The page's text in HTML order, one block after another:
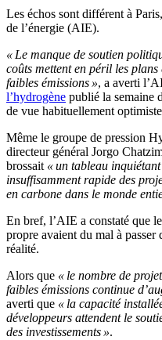
Les échos sont différent à
de l’énergie (AIE).
« Le manque de soutien
coûts mettent en péril les plans
faibles émissions », a averti
l’hydrogène publié la semaine
de vue habituellement
Même le groupe de pression
directeur général Jorgo
brossait « un tableau
insuffisamment rapide des
en carbone dans le monde
En bref, l’AIE a constaté que
propre avaient du mal à passer
réalité.
Alors que « le nombre de
faibles émissions continue
averti que « la capacité
développeurs attendent le
des investissements ».